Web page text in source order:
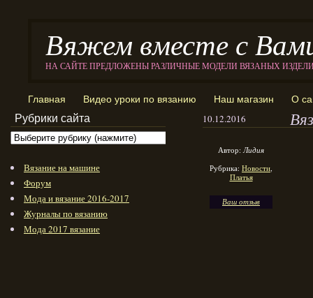
Вяжем вместе с
НА САЙТЕ ПРЕДЛОЖЕНЫ РАЗЛИЧНЫЕ МОДЕЛИ ВЯЗАНЫХ
Главная Видео уроки по вязанию Наш магазин О
10.12.2016
Автор:Лидия
Рубрика: Новости,
Платья
Ваш отзыв
Рубрики сайта
Вязание на машине
Форум
Мода и вязание 2016-2017
Журналы по вязанию
Мода 2017 вязание